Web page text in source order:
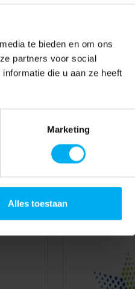
te bieden en om ons
partners voor social
die u aan ze heeft
Marketing
Alles toestaan